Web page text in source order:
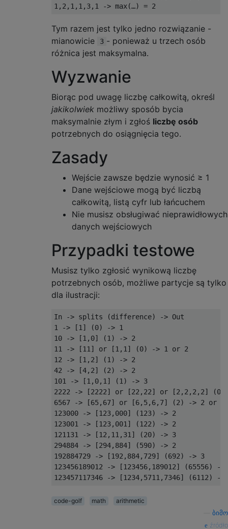
Tym razem jest tylko jedno rozwiązanie -
mianowicie
3 - ponieważ u trzech osób
różnica jest maksymalna.
Wyzwanie
Biorąc pod uwagę liczbę całkowitą, określ
jakikolwiek możliwy sposób bycia
maksymalnie złym i zgłoś liczbę osób
potrzebnych do osiągnięcia tego.
Zasady
Wejście zawsze będzie wynosić ≥ 1
Dane wejściowe mogą być liczbą
całkowitą, listą cyfr lub łańcuchem
Nie musisz obsługiwać nieprawidłowych
danych wejściowych
Przypadki testowe
Musisz tylko zgłosić wynikową liczbę
potrzebnych osób, możliwe partycje są tylko
dla ilustracji:
In -> splits (difference) -> Out
1 -> [1] (0) -> 1
10 -> [1,0] (1) -> 2
11 -> [11] or [1,1] (0) -> 1 or 2
12 -> [1,2] (1) -> 2
42 -> [4,2] (2) -> 2
101 -> [1,0,1] (1) -> 3
2222 -> [2222] or [22,22] or [2,2,2,2]
6567 -> [65,67] or [6,5,6,7] (2) -> 2 or 4
123000 -> [123,000] (123) -> 2
123001 -> [123,001] (122) -> 2
121131 -> [12,11,31] (20) -> 3
294884 -> [294,884] (590) -> 2
192884729 -> [192,884,729] (692) -> 3
123456189012 -> [123456,189012] (65556) ->
code-golf math
arithmetic
ბიმო
źródło